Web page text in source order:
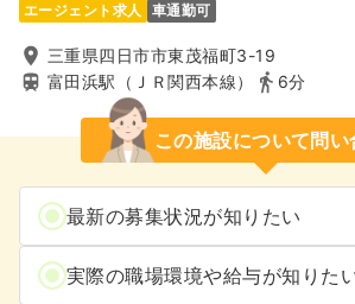
エージェント求人 車通勤可
三重県四日市市東茂福町3-19
富田浜駅（ＪＲ関西本線）
6分
この施設について問い
最新の募集状況が知りたい
実際の職場環境や給与が知りた